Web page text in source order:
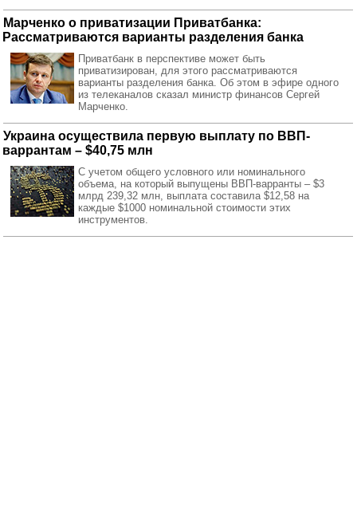
Марченко о приватизации Приватбанка:
Рассматриваются варианты разделения банка
Приватбанк в перспективе может быть
приватизирован, для этого рассматриваются
варианты разделения банка. Об этом в эфире одного
из телеканалов сказал министр финансов Сергей
Марченко.
Украина осуществила первую выплату по ВВП-
варрантам – $40,75 млн
С учетом общего условного или номинального
объема, на который выпущены ВВП-варранты – $3
млрд 239,32 млн, выплата составила $12,58 на
каждые $1000 номинальной стоимости этих
инструментов.